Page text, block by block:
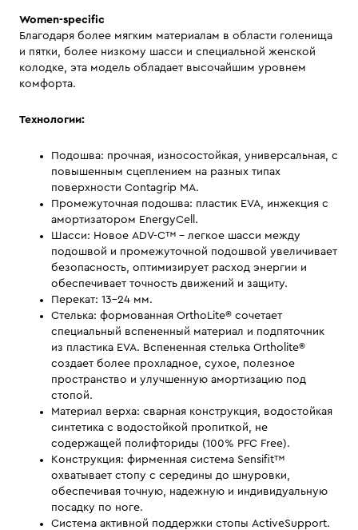
Women-specific
Благодаря более мягким материалам в области голенища
и пятки, более низкому шасси и специальной женской
колодке, эта модель обладает высочайшим уровнем
комфорта.
Технологии:
Подошва: прочная, износостойкая, универсальная, с
повышенным сцеплением на разных типах
поверхности Contagrip MA.
Промежуточная подошва: пластик EVA, инжекция с
амортизатором EnergyCell.
Шасси: Новое ADV-C™ - легкое шасси между
подошвой и промежуточной подошвой увеличивает
безопасность, оптимизирует расход энергии и
обеспечивает точность движений и защиту.
Перекат: 13-24 мм.
Стелька: формованная OrthoLite® сочетает
специальный вспененный материал и подпяточник
из пластика EVA. Вспененная стелька Ortholite®
создает более прохладное, сухое, полезное
пространство и улучшенную амортизацию под
стопой.
Материал верха: сварная конструкция, водостойкая
синтетика с водостойкой пропиткой, не
содержащей полифториды (100% PFC Free).
Конструкция: фирменная система Sensifit™
охватывает стопу с середины до шнуровки,
обеспечивая точную, надежную и индивидуальную
посадку по ноге.
Система активной поддержки стопы ActiveSupport.